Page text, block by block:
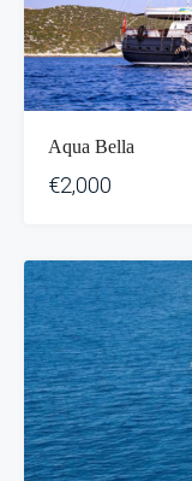
Aqua Bella
€2,000